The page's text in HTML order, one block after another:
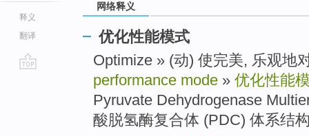
释义
翻译
网络释义
优化性能模式
Optimize » (动) 使完美, 乐观地
performance mode » 优化性能
Pyruvate Dehydrogenase
酸脱氢酶复合体 (PDC) 体系结